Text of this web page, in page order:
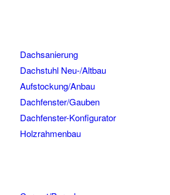
Dachsanierung
Dachstuhl Neu-/Altbau
Aufstockung/Anbau
Dachfenster/Gauben
Dachfenster-Konfigurator
Holzrahmenbau